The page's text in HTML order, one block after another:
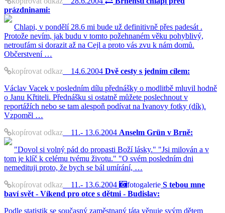
prázdninami:
Chlapi, v pondělí 28.6 mi bude už definitivně přes padesát .
Protože nevím, jak budu v tomto požehnaném věku pohyblivý,
netroufám si dorazit až na Cejl a proto vás zvu k nám domů.
Občerstvení …
kopírovat odkaz 14.6.2004 Dvě cesty s jedním cílem:
Václav Vacek v posledním dílu přednášky o modlitbě mluvil hodně
o Janu Křtiteli. Přednášku si ostatně můžete poslechnout v
reportážích nebo se tam alespoň podívat na Ivanovy fotky (dík).
Vzpoměl …
kopírovat odkaz 11.- 13.6.2004 Anselm Grün v Brně:
"Dovol si volný pád do propasti Boží lásky." "Jsi milován a v
tom je klíč k celému tvému životu." "O svém posledním dni
nemedituji proto, že bych se bál umírání, …
kopírovat odkaz 11.- 13.6.2004 fotogalerie S tebou mne
baví svět - Víkend pro otce s dětmi - Budislav:
Podle statistik se současný zaměstnaný táta věnuje svým dětem